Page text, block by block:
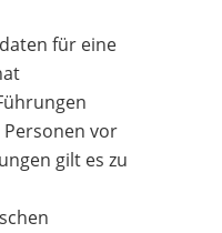
für eine
vor
gilt es zu